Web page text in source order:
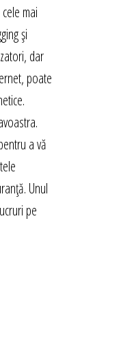
mai
și
dar
poate
a vă
Unul
pe